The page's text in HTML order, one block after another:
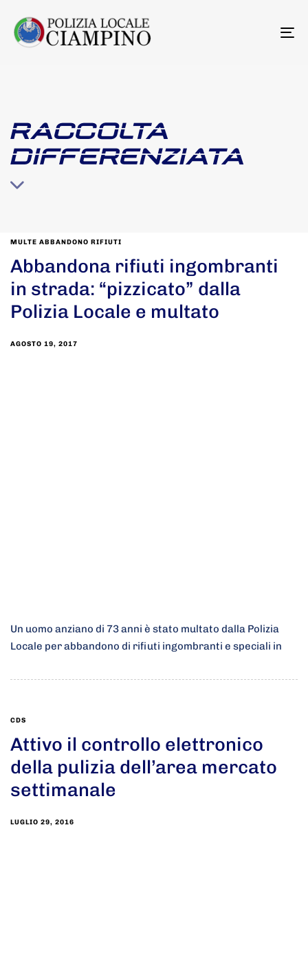
RACCOLTA
DIFFERENZIATA
MULTE ABBANDONO RIFIUTI
Abbandona rifiuti ingombranti
in strada: “pizzicato” dalla
Polizia Locale e multato
AGOSTO 19, 2017
Un uomo anziano di 73 anni è stato multato dalla Polizia
Locale per abbandono di rifiuti ingombranti e speciali in
CDS
Attivo il controllo elettronico
della pulizia dell’area mercato
settimanale
LUGLIO 29, 2016